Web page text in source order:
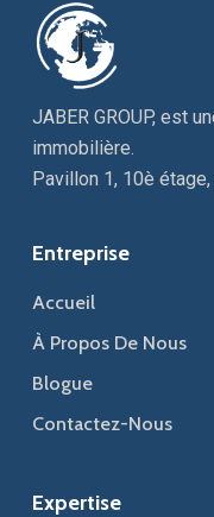
JABER GROUP, est
immobilière.
Pavillon 1, 10è
Entreprise
Accueil
À Propos De Nous
Blogue
Contactez-Nous
Expertise